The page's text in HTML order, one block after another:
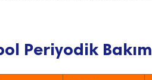
Periyodik